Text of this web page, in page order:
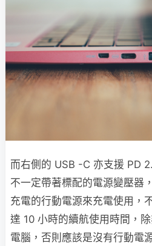
而右側的 USB -C 亦支援 PD
不一定帶著標配的電源變壓器
充電的行動電源來充電使用，
達 10 小時的續航使用時間，
電腦，否則應該是沒有行動電